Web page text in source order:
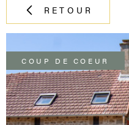
RETOUR
COUP DE COEUR